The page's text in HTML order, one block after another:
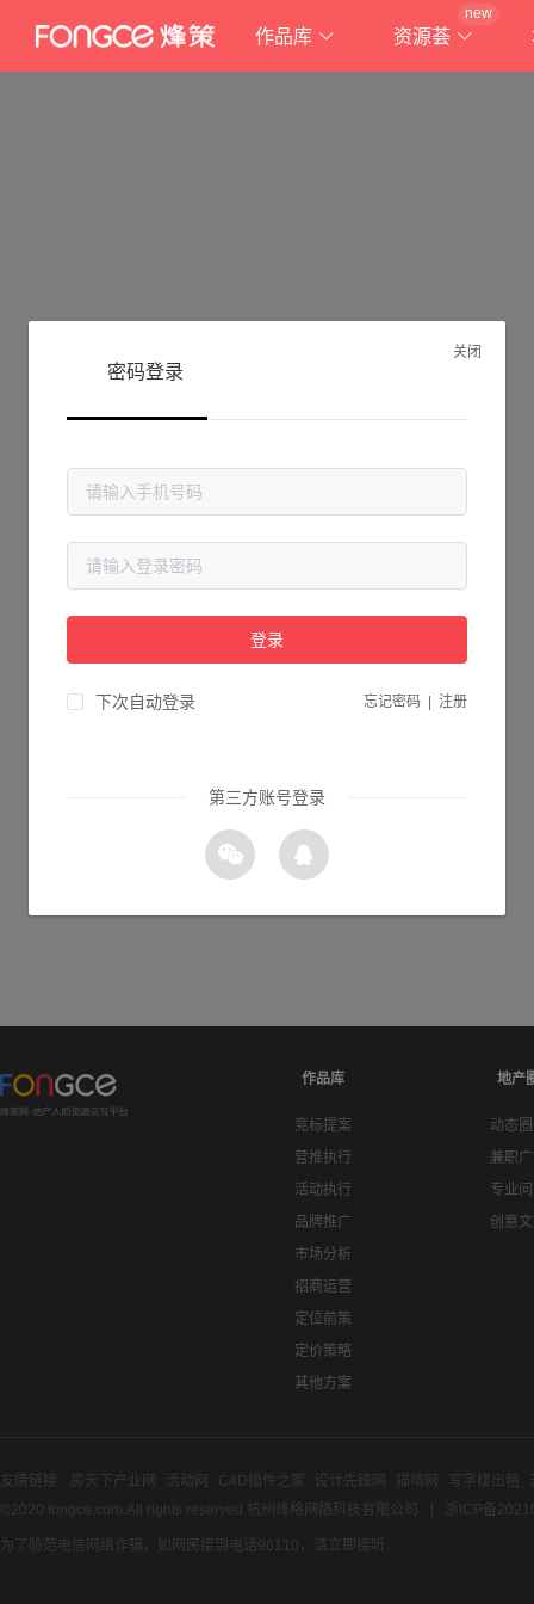
作品库 资源荟
new
抱歉!
请检查您输入的网址是否正确，或点击下面的按钮返回首页。
作品库
竞标提案
营推执行
活动执行
品牌推广
市场分析
招商运营
定位前策
定价策略
其他方案
地产
动态
兼职
专业
创意
友情链接: 房天下产业网 活动网 C4D插件之家 设计先锋网 猫啃网 写字楼出租
©2020 fongce.com.All rights reserved 杭州烽格网络科技有限公司
浙ICP备
为了防范电信网络诈骗，如网民接到电话96110，请立即接听
关闭
密码登录
登录
下次自动登录 忘记密码 注册
第三方账号登录